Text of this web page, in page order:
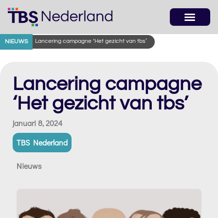
NIEUWS Lancering campagne ‘Het gezicht van tbs’
Lancering campagne
‘Het gezicht van tbs’
januari 8, 2024
TBS Nederland
Nieuws